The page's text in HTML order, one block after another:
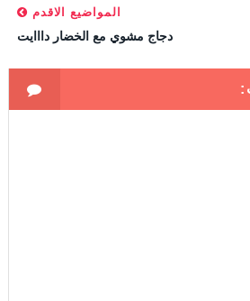
المواضيع الاقدم
دجاج مشوي مع الخضار دااايت